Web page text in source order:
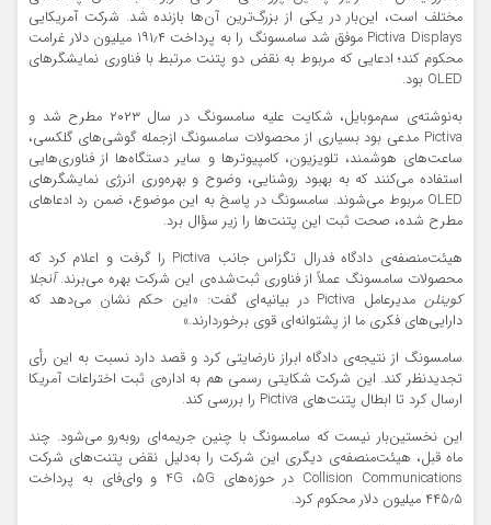
مختلف است، این‌بار در یکی از بزرگ‌ترین آن‌ها بازنده شد. شرکت آمریکایی
Pictiva Displays موفق شد سامسونگ را به پرداخت ۱۹۱٫۴ میلیون دلار غرامت
محکوم کند؛ ادعایی که مربوط به نقض دو پتنت مرتبط با فناوری نمایشگرهای
OLED بود.
به‌نوشته‌ی سم‌موبایل، شکایت علیه سامسونگ در سال ۲۰۲۳ مطرح شد و
Pictiva مدعی بود بسیاری از محصولات سامسونگ ازجمله گوشی‌های گلکسی،
ساعت‌های هوشمند، تلویزیون، کامپیوترها و سایر دستگاه‌ها از فناوری‌هایی
استفاده می‌کنند که به بهبود روشنایی، وضوح و بهره‌وری انرژی نمایشگرهای
OLED مربوط می‌شوند. سامسونگ در پاسخ به این موضوع، ضمن رد ادعاهای
مطرح شده، صحت ثبت این پتنت‌ها را زیر سؤال برد.
هیئت‌منصفه‌ی دادگاه فدرال تگزاس جانب Pictiva را گرفت و اعلام کرد که
محصولات سامسونگ عملاً از فناوری ثبت‌شده‌ی این شرکت بهره می‌برند.آنجلا
کوینلن
مدیرعامل Pictiva در بیانیه‌ای گفت: «این حکم نشان می‌دهد که
دارایی‌های فکری ما از پشتوانه‌ای قوی برخوردارند.»
سامسونگ از نتیجه‌ی دادگاه ابراز نارضایتی کرد و قصد دارد نسبت به این رأی
تجدیدنظر کند. این شرکت شکایتی رسمی هم به اداره‌ی ثبت اختراعات آمریکا
ارسال کرد تا ابطال پتنت‌های Pictiva را بررسی کند.
این نخستین‌بار نیست که سامسونگ با چنین جریمه‌ای روبه‌رو می‌شود. چند
ماه قبل، هیئت‌منصفه‌ی دیگری این شرکت را به‌دلیل نقض پتنت‌های شرکت
Collision Communications در حوزه‌های 4G ،5G و وای‌فای به پرداخت
۴۴۵٫۵ میلیون دلار محکوم کرد.